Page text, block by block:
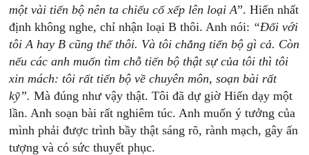
một vài tiến bộ nên ta chiếu cố xếp lên loại A”. Hiến nhất
định không nghe, chỉ nhận loại B thôi. Anh nói: “Đối với
tôi A hay B cũng thế thôi. Và tôi chẳng tiến bộ gì cả. Còn
nếu các anh muốn tìm chỗ tiến bộ thật sự của tôi thì tôi
xin mách: tôi rất tiến bộ về chuyên môn, soạn bài rất
kỹ”. Mà đúng như vậy thật. Tôi đã dự giờ Hiến dạy một
lần. Anh soạn bài rất nghiêm túc. Anh muốn ý tưởng của
mình phải được trình bầy thật sáng rõ, rành mạch, gây ấn
tượng và có sức thuyết phục.